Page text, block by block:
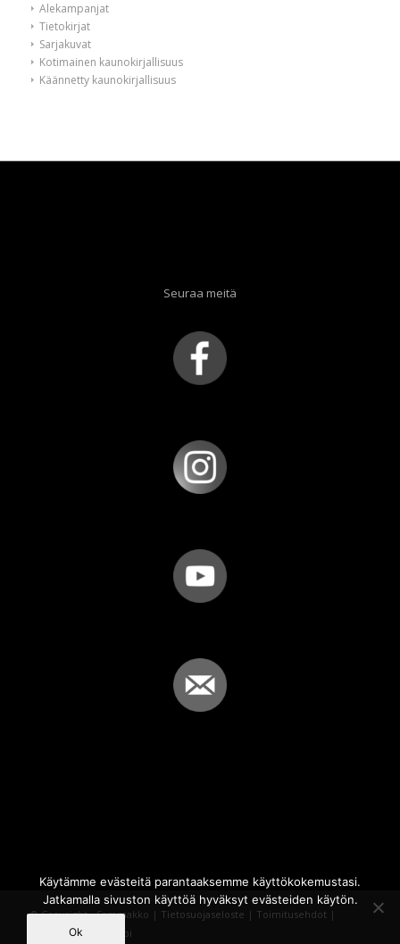
Alekampanjat
Tietokirjat
Sarjakuvat
Kotimainen kaunokirjallisuus
Käännetty kaunokirjallisuus
Seuraa meitä
© Copyright - Sammakko | Tietosuojaseloste | Toimitusehdot |
Powered by
iQWebbi
Käytämme evästeitä parantaaksemme käyttökokemustasi.
Jatkamalla sivuston käyttöä hyväksyt evästeiden käytön.
Ok